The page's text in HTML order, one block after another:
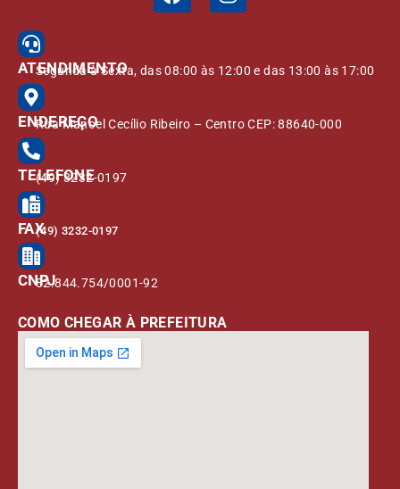
ATENDIMENTO
Segunda à Sexta, das 08:00 às 12:00 e das 13:00 às 17:00
ENDEREÇO
Rua Manoel Cecílio Ribeiro – Centro CEP: 88640-000
TELEFONE
(49) 3232-0197
FAX(49) 3232-0197
CNPJ82.844.754/0001-92
COMO CHEGAR À PREFEITURA